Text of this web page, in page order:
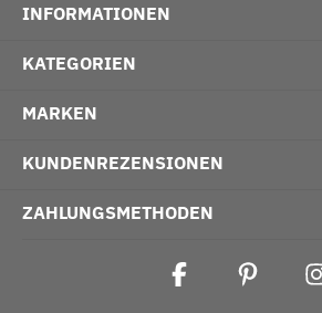
INFORMATIONEN
KATEGORIEN
MARKEN
KUNDENREZENSIONEN
ZAHLUNGSMETHODEN